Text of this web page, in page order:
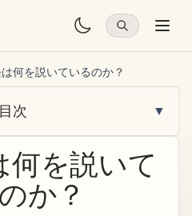
何を説いているのか？
目次 ▼
何を説いて
か？